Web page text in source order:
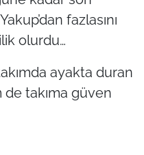
fazlasını
olurdu…
ayakta duran
de takıma güven